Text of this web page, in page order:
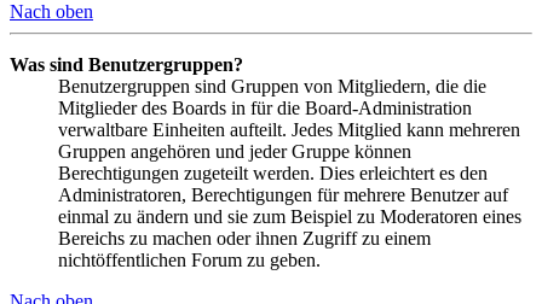
Nach oben
Was sind Benutzergruppen?
Benutzergruppen sind Gruppen von Mitgliedern, die die
Mitglieder des Boards in für die Board-Administration
verwaltbare Einheiten aufteilt. Jedes Mitglied kann mehreren
Gruppen angehören und jeder Gruppe können
Berechtigungen zugeteilt werden. Dies erleichtert es den
Administratoren, Berechtigungen für mehrere Benutzer auf
einmal zu ändern und sie zum Beispiel zu Moderatoren eines
Bereichs zu machen oder ihnen Zugriff zu einem
nichtöffentlichen Forum zu geben.